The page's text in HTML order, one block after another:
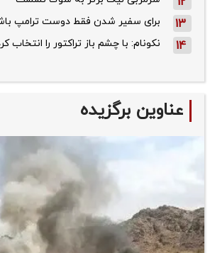
13 برای سفیر شدن فقط دوست ترامپ
14 نکونام: با چشم باز تراکتور را انتخاب
عناوین برگزیده